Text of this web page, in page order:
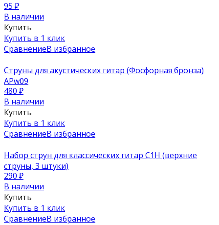
95 ₽
В наличии
Купить
Купить в 1 клик
СравнениеВ избранное
Струны для акустических гитар (Фосфорная бронза)
APw09
480 ₽
В наличии
Купить
Купить в 1 клик
СравнениеВ избранное
Набор струн для классических гитар C1H (верхние
струны, 3 штуки)
290 ₽
В наличии
Купить
Купить в 1 клик
СравнениеВ избранное